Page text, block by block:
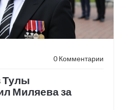
0 Комментарии
Тулы
Миляева за